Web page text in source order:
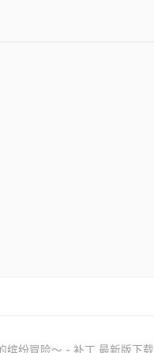
纷冒险～ - 补丁 最新版下载